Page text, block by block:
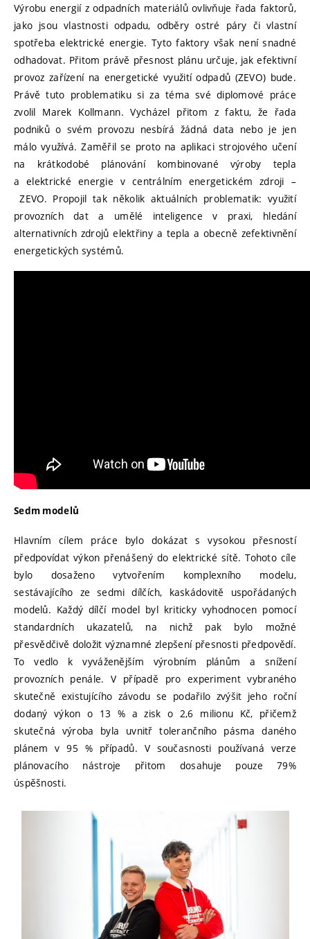
Výrobu energií z odpadních materiálů ovlivňuje řada faktorů,
jako jsou vlastnosti odpadu, odběry ostré páry či vlastní
spotřeba elektrické energie. Tyto faktory však není snadné
odhadovat. Přitom právě přesnost plánu určuje, jak efektivní
provoz zařízení na energetické využití odpadů (ZEVO) bude.
Právě tuto problematiku si za téma své diplomové práce
zvolil Marek Kollmann. Vycházel přitom z faktu, že řada
podniků o svém provozu nesbírá žádná data nebo je jen
málo využívá. Zaměřil se proto na aplikaci strojového učení
na krátkodobé plánování kombinované výroby tepla
a elektrické energie v centrálním energetickém zdroji –
ZEVO. Propojil tak několik aktuálních problematik: využití
provozních dat a umělé inteligence v praxi, hledání
alternativních zdrojů elektřiny a tepla a obecně zefektivnění
energetických systémů.
Sedm modelů
Hlavním cílem práce bylo dokázat s vysokou přesností
předpovídat výkon přenášený do elektrické sítě. Tohoto cíle
bylo dosaženo vytvořením komplexního modelu,
sestávajícího ze sedmi dílčích, kaskádovitě uspořádaných
modelů. Každý dílčí model byl kriticky vyhodnocen pomocí
standardních ukazatelů, na nichž pak bylo možné
přesvědčivě doložit významné zlepšení přesnosti předpovědí.
To vedlo k vyváženějším výrobním plánům a snížení
provozních penále. V případě pro experiment vybraného
skutečně existujícího závodu se podařilo zvýšit jeho roční
dodaný výkon o 13 % a zisk o 2,6 milionu Kč, přičemž
skutečná výroba byla uvnitř tolerančního pásma daného
plánem v 95 % případů. V současnosti používaná verze
plánovacího nástroje přitom dosahuje pouze 79%
úspěšnosti.